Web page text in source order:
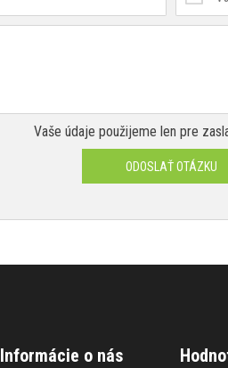
Vaše údaje použijeme len pre
ODOSLAŤ OTÁZKU
Informácie o nás